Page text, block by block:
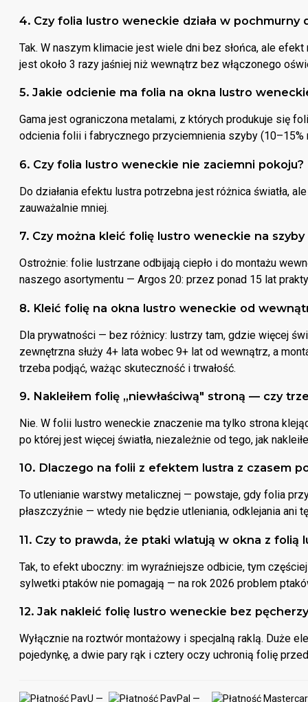
4. Czy folia lustro weneckie działa w pochmurny
Tak. W naszym klimacie jest wiele dni bez słońca, ale
jest około 3 razy jaśniej niż wewnątrz bez włączonego
5. Jakie odcienie ma folia na okna lustro
Gama jest ograniczona metalami, z których produkuje się
odcienia folii i fabrycznego przyciemnienia szyby
6. Czy folia lustro weneckie nie zaciemni pokoju?
Do działania efektu lustra potrzebna jest różnica światła,
zauważalnie mniej.
7. Czy można kleić folię lustro weneckie na szyby
Ostrożnie: folie lustrzane odbijają ciepło i do montażu
naszego asortymentu — Argos 20: przez ponad 15 lat
8. Kleić folię na okna lustro weneckie od
Dla prywatności — bez różnicy: lustrzy tam, gdzie więcej
zewnętrzna służy 4+ lata wobec 9+ lat od wewnątrz, a
trzeba podjąć, ważąc skuteczność i trwałość.
9. Nakleiłem folię „niewłaściwą" stroną — czy
Nie. W folii lustro weneckie znaczenie ma tylko strona
po której jest więcej światła, niezależnie od tego, jak
10. Dlaczego na folii z efektem lustra z czasem
To utlenianie warstwy metalicznej — powstaje, gdy folia
płaszczyźnie — wtedy nie będzie utleniania, odklejania ani
11. Czy to prawda, że ptaki wlatują w okna z folią
Tak, to efekt uboczny: im wyraźniejsze odbicie, tym
sylwetki ptaków nie pomagają — na rok 2026 problem
12. Jak nakleić folię lustro weneckie bez
Wyłącznie na roztwór montażowy i specjalną raklą. Duże
pojedynkę, a dwie pary rąk i cztery oczy uchronią folię